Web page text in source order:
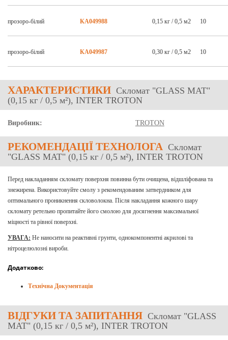
прозоро-білий КА049988 0,15 кг / 0,5 м2 10
прозоро-білий КА049987 0,30 кг / 0,5 м2 10
ХАРАКТЕРИСТИКИ Скломат "GLASS MAT"
(0,15 кг / 0,5 м²), INTER TROTON
Виробник: TROTON
РЕКОМЕНДАЦІЇ ТЕХНОЛОГА Скломат
"GLASS MAT" (0,15 кг / 0,5 м²), INTER TROTON
Перед накладанням скломату поверхня повинна бути очищена, відшліфована та
знежирена. Використовуйте смолу з рекомендованим затвердником для
оптимального проникнення скловолокна. Після накладання кожного шару
скломату ретельно пропитайте його смолою для досягнення максимальної
міцності та рівної поверхні.
УВАГА: Не наносити на реактивні грунти, однокомпонентні акрилові та
нітроцелюлозні вироби.
Додатково:
Технічна Документація
ВІДГУКИ ТА ЗАПИТАННЯ Скломат "GLASS
MAT" (0,15 кг / 0,5 м²), INTER TROTON